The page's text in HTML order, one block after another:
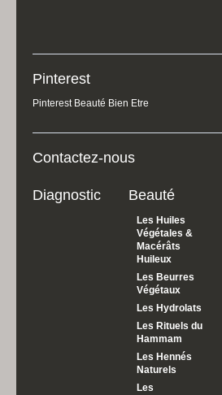
Pinterest
Pinterest Beauté Bien Etre
Contactez-nous
Diagnostic Beauté
Les Huiles
Végétales &
Macérâts
Huileux
Les Beurres
Végétaux
Les Hydrolats
Les Rituels du
Hammam
Les Hennés
Naturels
Les